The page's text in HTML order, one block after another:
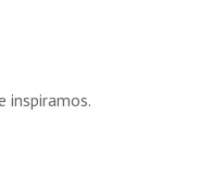
inspiramos.